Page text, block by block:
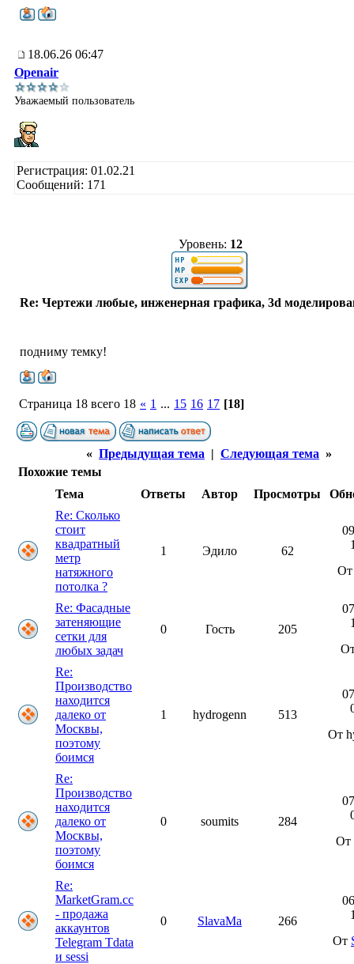
18.06.26 06:47
Openair
Уважаемый пользователь
Регистрация: 01.02.21
Сообщений: 171
Уровень: 12
Re: Чертежи любые, инженерная графика, 3d
подниму темку!
Страница 18 всего 18 « 1 ... 15 16 17 [18]
« Предыдущая тема | Следующая тема »
Похожие темы
Тема
Ответы Автор Просмотры
Re: Сколько
стоит
квадратный
метр
натяжного
потолка ?
1 Эдило 62
От
Re: Фасадные
затеняющие
сетки для
любых задач
0 Гость 205
Re:
Производство
находится
далеко от
Москвы,
поэтому
боимся
1 hydrogenn 513
От
Re:
Производство
находится
далеко от
Москвы,
поэтому
боимся
0 soumits 284
От
Re:
MarketGram.cc
- продажа
аккаунтов
Telegram Tdata
и sessi
0 SlavaMa 266
От